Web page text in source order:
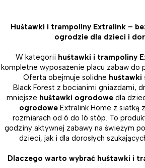
Huśtawki i trampoliny Extralink –
ogrodzie dla dzieci i
W kategorii huśtawki i trampoliny
kompletne wyposażenie placu zabaw do
Oferta obejmuje solidne huśtawki
Black Forest z bocianimi gniazdami,
mniejsze huśtawki ogrodowedla
ogrodoweExtralink Home z siatką
rozmiarach od 6 do 16 stóp. To
godziny aktywnej zabawy na świeżym
dzieci, jak i dla dorosłych
Dlaczego warto wybrać huśtawki i